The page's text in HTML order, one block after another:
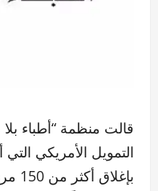
قالت منظمة “أطباء
التمويل الأمريكي